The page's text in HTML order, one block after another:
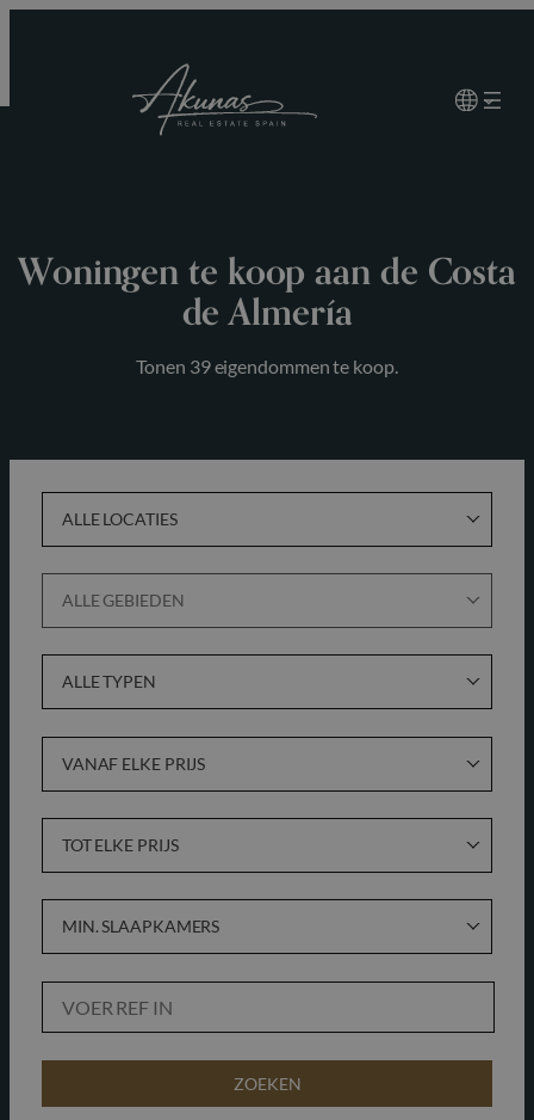
inhoud
Woningen te koop aan de Costa
de Almería
Tonen 39 eigendommen te koop.
ALLE LOCATIES
ALLE GEBIEDEN
ALLE TYPEN
VANAF ELKE PRIJS
TOT ELKE PRIJS
MIN. SLAAPKAMERS
ZOEKEN